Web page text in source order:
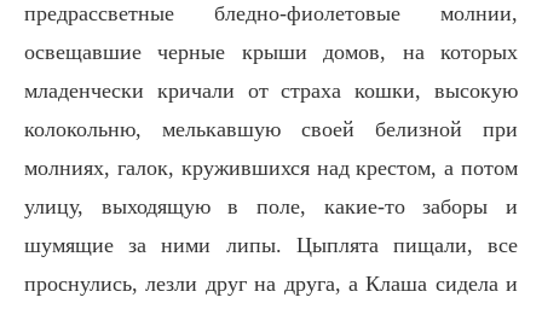
предрассветные бледно-фиолетовые молнии,
освещавшие черные крыши домов, на которых
младенчески кричали от страха кошки, высокую
колокольню, мелькавшую своей белизной при
молниях, галок, кружившихся над крестом, а потом
улицу, выходящую в поле, какие-то заборы и
шумящие за ними липы. Цыплята пищали, все
проснулись, лезли друг на друга, а Клаша сидела и